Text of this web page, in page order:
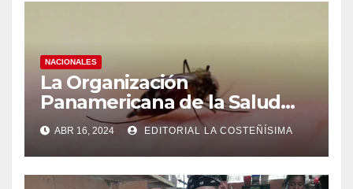
NACIONALES
La Organización
Panamericana de la Salud
(OPS), recomienda reforzar
medidas ante el aumento de
casos de dengue
ABR 16, 2024 EDITORIAL LA COSTEÑÍSIMA